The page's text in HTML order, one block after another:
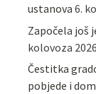
ustanova 6.
Započela još
kolovoza
Čestitka
pobjede i